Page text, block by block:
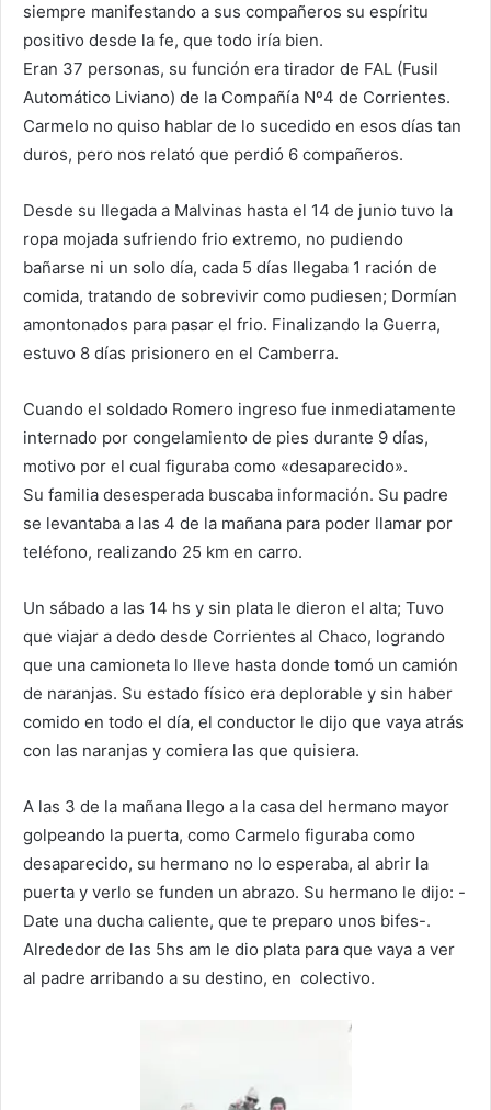
siempre manifestando a sus compañeros su espíritu
positivo desde la fe, que todo iría bien.
Eran 37 personas, su función era tirador de FAL (Fusil
Automático Liviano) de la Compañía Nº4 de Corrientes.
Carmelo no quiso hablar de lo sucedido en esos días tan
duros, pero nos relató que perdió 6 compañeros.
Desde su llegada a Malvinas hasta el 14 de junio tuvo la
ropa mojada sufriendo frio extremo, no pudiendo
bañarse ni un solo día, cada 5 días llegaba 1 ración de
comida, tratando de sobrevivir como pudiesen; Dormían
amontonados para pasar el frio. Finalizando la Guerra,
estuvo 8 días prisionero en el Camberra.
Cuando el soldado Romero ingreso fue inmediatamente
internado por congelamiento de pies durante 9 días,
motivo por el cual figuraba como «desaparecido».
Su familia desesperada buscaba información. Su padre
se levantaba a las 4 de la mañana para poder llamar por
teléfono, realizando 25 km en carro.
Un sábado a las 14 hs y sin plata le dieron el alta; Tuvo
que viajar a dedo desde Corrientes al Chaco, logrando
que una camioneta lo lleve hasta donde tomó un camión
de naranjas. Su estado físico era deplorable y sin haber
comido en todo el día, el conductor le dijo que vaya atrás
con las naranjas y comiera las que quisiera.
A las 3 de la mañana llego a la casa del hermano mayor
golpeando la puerta, como Carmelo figuraba como
desaparecido, su hermano no lo esperaba, al abrir la
puerta y verlo se funden un abrazo. Su hermano le dijo: -
Date una ducha caliente, que te preparo unos bifes-.
Alrededor de las 5hs am le dio plata para que vaya a ver
al padre arribando a su destino, en colectivo.